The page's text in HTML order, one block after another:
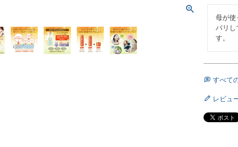
母が使
パリし
す。
すべて
レビュ